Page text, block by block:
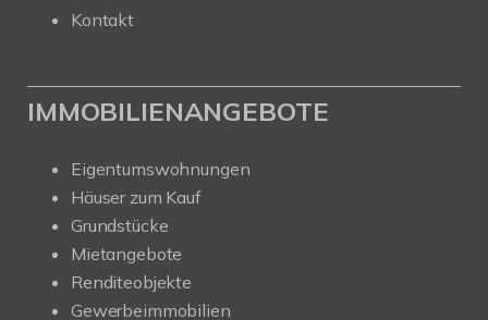
Kontakt
IMMOBILIENANGEBOTE
Eigentumswohnungen
Häuser zum Kauf
Grundstücke
Mietangebote
Renditeobjekte
Gewerbeimmobilien